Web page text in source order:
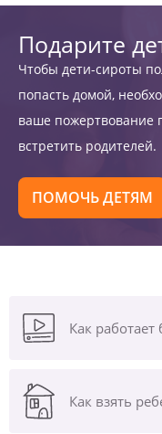
Подарите
Чтобы дети-сироты
попасть домой,
ваше пожертвование
встретить родителей.
ПОМОЧЬ ДЕТЯМ
Как работает
Как взять